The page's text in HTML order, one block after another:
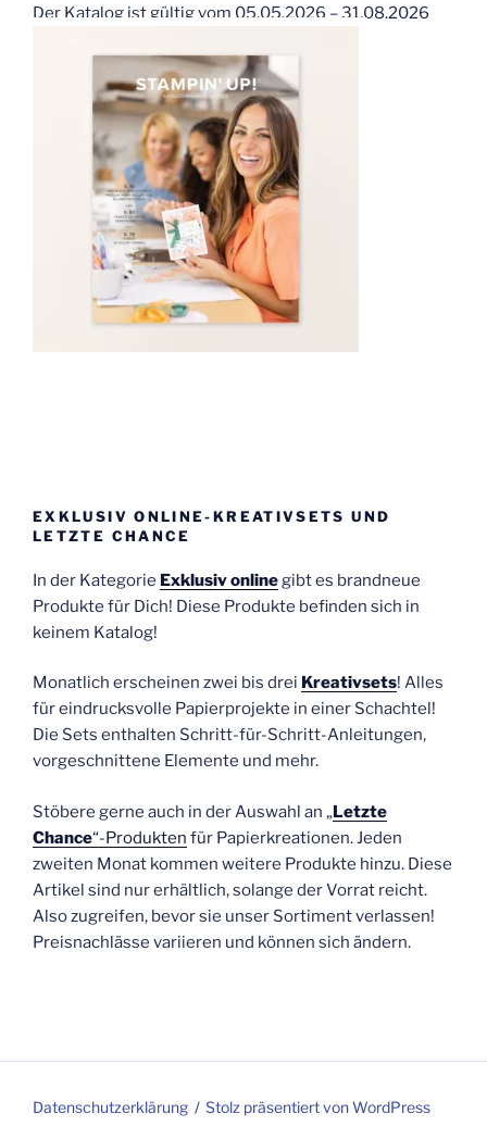
Der Katalog ist gültig vom 05.05.2026 – 31.08.2026
EXKLUSIV ONLINE-KREATIVSETS UND
LETZTE CHANCE
In der Kategorie Exklusiv online gibt es brandneue
Produkte für Dich! Diese Produkte befinden sich in
keinem Katalog!
Monatlich erscheinen zwei bis drei Kreativsets! Alles
für eindrucksvolle Papierprojekte in einer Schachtel!
Die Sets enthalten Schritt-für-Schritt-Anleitungen,
vorgeschnittene Elemente und mehr.
Stöbere gerne auch in der Auswahl an „Letzte
Chance“-Produkten für Papierkreationen. Jeden
zweiten Monat kommen weitere Produkte hinzu. Diese
Artikel sind nur erhältlich, solange der Vorrat reicht.
Also zugreifen, bevor sie unser Sortiment verlassen!
Preisnachlässe variieren und können sich ändern.
Datenschutzerklärung Stolz präsentiert von WordPress